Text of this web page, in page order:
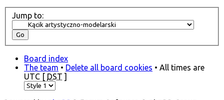
Jump to:
Board index
The team • Delete all board cookies • All times are
UTC [ DST ]